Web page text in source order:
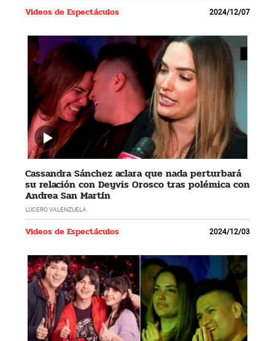
Videos de Espectáculos 2024/12/07
Cassandra Sánchez aclara que nada perturbará
su relación con Deyvis Orosco tras polémica con
Andrea San Martín
LUCERO VALENZUELA
Videos de Espectáculos 2024/12/03